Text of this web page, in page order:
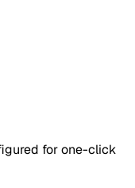
for one-click